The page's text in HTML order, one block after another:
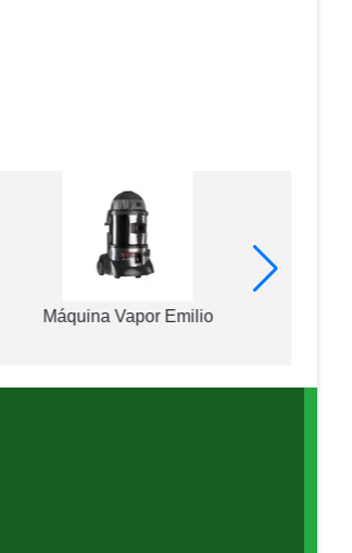
Máquina Vapor Emilio